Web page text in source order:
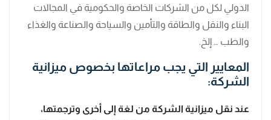
الدولي لكل من الشركات الخاصة والحكومية في المجالات
البناء والنقل والطاقة والتأمين والسياحة والصناعة والغذاء
والطب … إلخ.
المعايير التي يجب مراعاتها بخصوص ميزانية
الشركة:
عند نقل ميزانية الشركة من لغة إلى أخرى وترجمتها،